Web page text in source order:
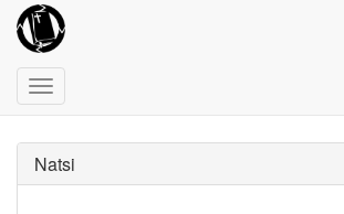
Toggle
navigation
Natsi